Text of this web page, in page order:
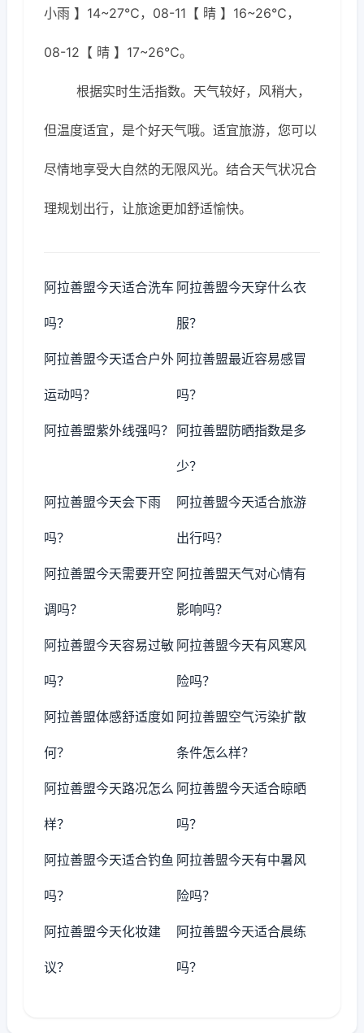
小雨 】14~27℃，08-11【 晴 】16~26℃，
08-12【 晴 】17~26℃。
根据实时生活指数。天气较好，风稍大，
但温度适宜，是个好天气哦。适宜旅游，您可以
尽情地享受大自然的无限风光。结合天气状况合
理规划出行，让旅途更加舒适愉快。
阿拉善盟今天适合洗车
吗？
阿拉善盟今天穿什么衣
服？
阿拉善盟今天适合户外
运动吗？
阿拉善盟最近容易感冒
吗？
阿拉善盟紫外线强吗？ 阿拉善盟防晒指数是多
少？
阿拉善盟今天会下雨
吗？
阿拉善盟今天适合旅游
出行吗？
阿拉善盟今天需要开空
调吗？
阿拉善盟天气对心情有
影响吗？
阿拉善盟今天容易过敏
吗？
阿拉善盟今天有风寒风
险吗？
阿拉善盟体感舒适度如
何？
阿拉善盟空气污染扩散
条件怎么样？
阿拉善盟今天路况怎么
样？
阿拉善盟今天适合晾晒
吗？
阿拉善盟今天适合钓鱼
吗？
阿拉善盟今天有中暑风
险吗？
阿拉善盟今天化妆建
议？
阿拉善盟今天适合晨练
吗？